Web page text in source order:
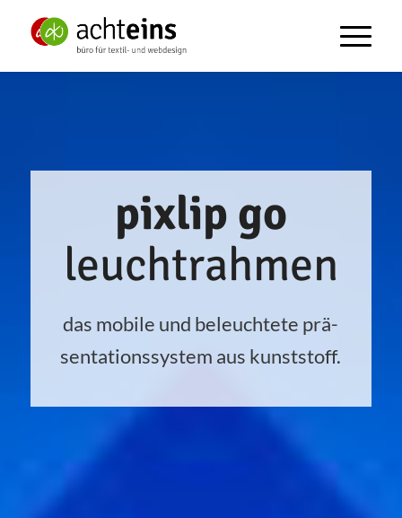
pixlip go
leuchtrahmen
das mobi­le und beleuch­te­te prä­
sen­ta­ti­ons­sys­tem aus kunststoff.